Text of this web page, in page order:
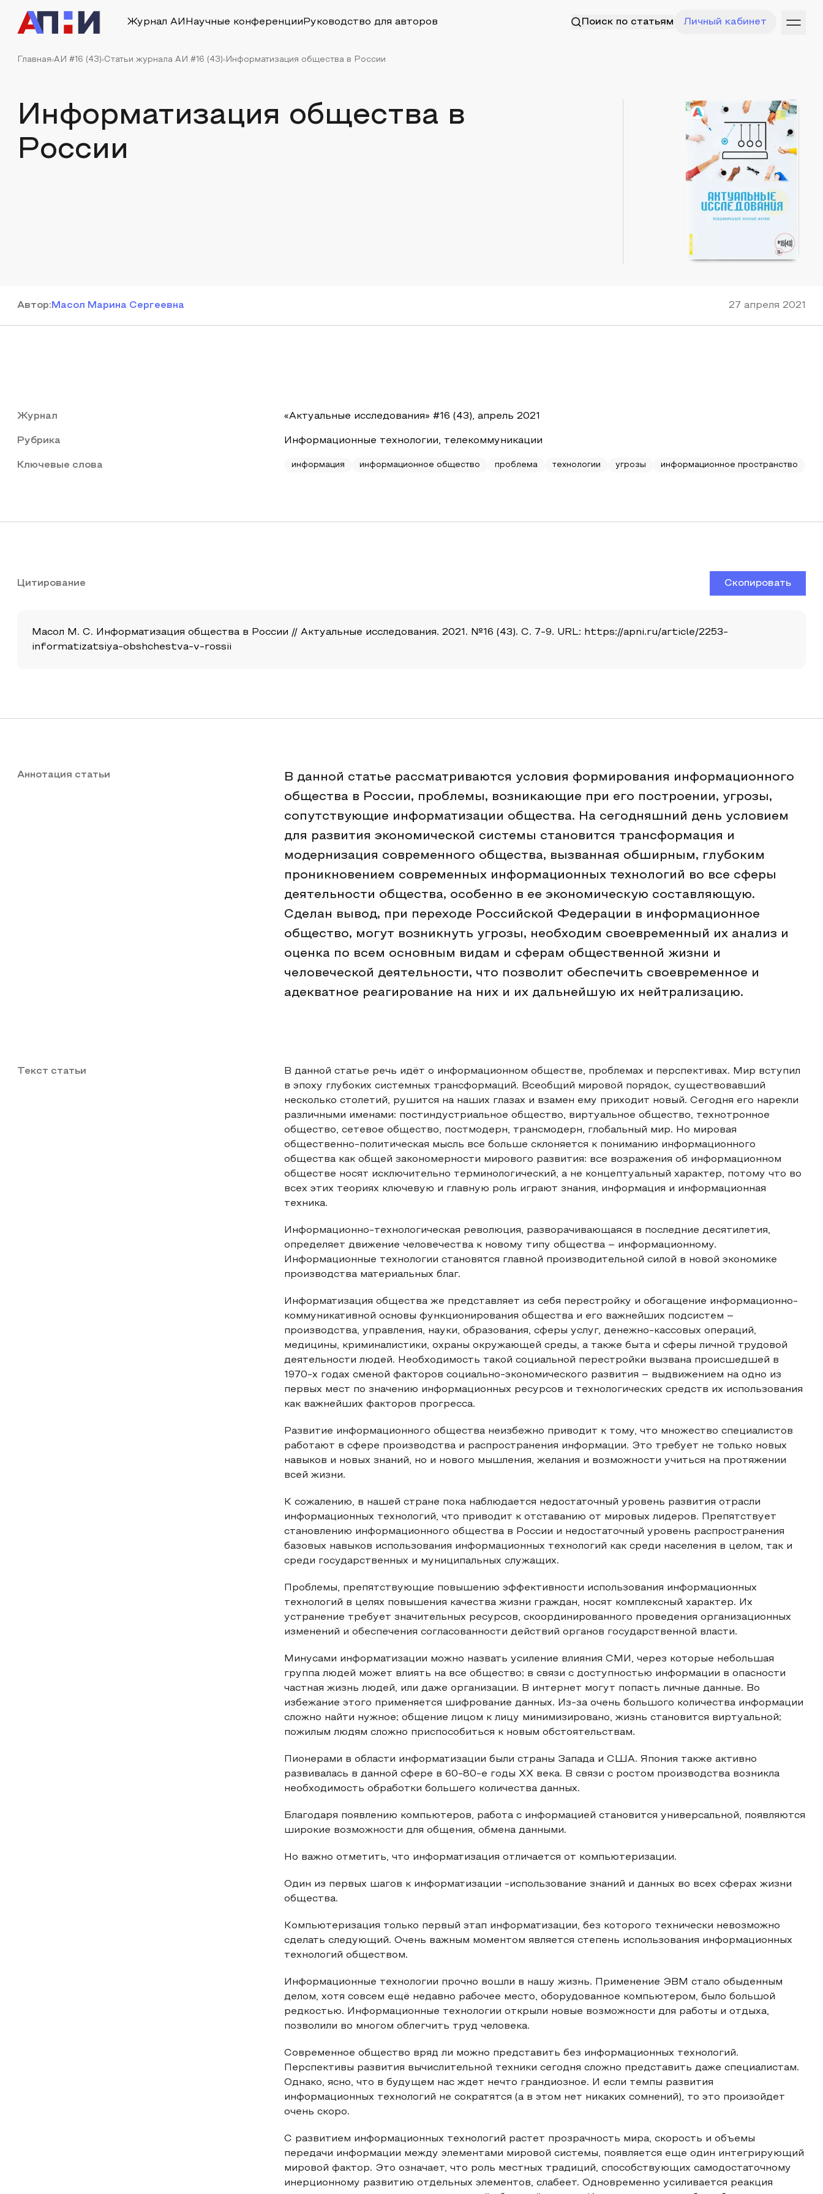
Журнал АИ Научные конференции Руководство для авторов Поиск по статьям Личный кабинет
Главная АИ #16 (43) Статьи журнала АИ #16 (43) Информатизация общества в России
Информатизация общества в
России
Автор: Масол Марина Сергеевна 27 апреля 2021
Журнал «Актуальные исследования» #16 (43), апрель 2021
Рубрика Информационные технологии, телекоммуникации
Ключевые слова информация информационное общество проблема технологии угрозы информационное пространство
Цитирование Скопировать
Масол М. С. Информатизация общества в России // Актуальные исследования. 2021. №16 (43). С. 7-9. URL: https://apni.ru/article/2253-
informatizatsiya-obshchestva-v-rossii
Аннотация статьи
В данной статье рассматриваются условия формирования информационного
общества в России, проблемы, возникающие при его построении, угрозы,
сопутствующие информатизации общества. На сегодняшний день условием
для развития экономической системы становится трансформация и
модернизация современного общества, вызванная обширным, глубоким
проникновением современных информационных технологий во все сферы
деятельности общества, особенно в ее экономическую составляющую.
Сделан вывод, при переходе Российской Федерации в информационное
общество, могут возникнуть угрозы, необходим своевременный их анализ и
оценка по всем основным видам и сферам общественной жизни и
человеческой деятельности, что позволит обеспечить своевременное и
адекватное реагирование на них и их дальнейшую их нейтрализацию.
Текст статьи
В данной статье речь идёт о информационном обществе, проблемах и перспективах. Мир вступил
в эпоху глубоких системных трансформаций. Всеобщий мировой порядок, существовавший
несколько столетий, рушится на наших глазах и взамен ему приходит новый. Сегодня его нарекли
различными именами: постиндустриальное общество, виртуальное общество, технотронное
общество, сетевое общество, постмодерн, трансмодерн, глобальный мир. Но мировая
общественно-политическая мысль все больше склоняется к пониманию информационного
общества как общей закономерности мирового развития: все возражения об информационном
обществе носят исключительно терминологический, а не концептуальный характер, потому что во
всех этих теориях ключевую и главную роль играют знания, информация и информационная
техника.
Информационно-технологическая революция, разворачивающаяся в последние десятилетия,
определяет движение человечества к новому типу общества – информационному.
Информационные технологии становятся главной производительной силой в новой экономике
производства материальных благ.
Информатизация общества же представляет из себя перестройку и обогащение информационно-
коммуникативной основы функционирования общества и его важнейших подсистем –
производства, управления, науки, образования, сферы услуг, денежно-кассовых операций,
медицины, криминалистики, охраны окружающей среды, а также быта и сферы личной трудовой
деятельности людей. Необходимость такой социальной перестройки вызвана происшедшей в
1970‑х годах сменой факторов социально-экономического развития – выдвижением на одно из
первых мест по значению информационных ресурсов и технологических средств их использования
как важнейших факторов прогресса.
Развитие информационного общества неизбежно приводит к тому, что множество специалистов
работают в сфере производства и распространения информации. Это требует не только новых
навыков и новых знаний, но и нового мышления, желания и возможности учиться на протяжении
всей жизни.
К сожалению, в нашей стране пока наблюдается недостаточный уровень развития отрасли
информационных технологий, что приводит к отставанию от мировых лидеров. Препятствует
становлению информационного общества в России и недостаточный уровень распространения
базовых навыков использования информационных технологий как среди населения в целом, так и
среди государственных и муниципальных служащих.
Проблемы, препятствующие повышению эффективности использования информационных
технологий в целях повышения качества жизни граждан, носят комплексный характер. Их
устранение требует значительных ресурсов, скоординированного проведения организационных
изменений и обеспечения согласованности действий органов государственной власти.
Минусами информатизации можно назвать усиление влияния СМИ, через которые небольшая
группа людей может влиять на все общество; в связи с доступностью информации в опасности
частная жизнь людей, или даже организации. В интернет могут попасть личные данные. Во
избежание этого применяется шифрование данных. Из-за очень большого количества информации
сложно найти нужное; общение лицом к лицу минимизировано, жизнь становится виртуальной;
пожилым людям сложно приспособиться к новым обстоятельствам.
Пионерами в области информатизации были страны Запада и США. Япония также активно
развивалась в данной сфере в 60-80-е годы ХХ века. В связи с ростом производства возникла
необходимость обработки большего количества данных.
Благодаря появлению компьютеров, работа с информацией становится универсальной, появляются
широкие возможности для общения, обмена данными.
Но важно отметить, что информатизация отличается от компьютеризации.
Один из первых шагов к информатизации -использование знаний и данных во всех сферах жизни
общества.
Компьютеризация только первый этап информатизации, без которого технически невозможно
сделать следующий. Очень важным моментом является степень использования информационных
технологий обществом.
Информационные технологии прочно вошли в нашу жизнь. Применение ЭВМ стало обыденным
делом, хотя совсем ещё недавно рабочее место, оборудованное компьютером, было большой
редкостью. Информационные технологии открыли новые возможности для работы и отдыха,
позволили во многом облегчить труд человека.
Современное общество вряд ли можно представить без информационных технологий.
Перспективы развития вычислительной техники сегодня сложно представить даже специалистам.
Однако, ясно, что в будущем нас ждет нечто грандиозное. И если темпы развития
информационных технологий не сократятся (а в этом нет никаких сомнений), то это произойдет
очень скоро.
С развитием информационных технологий растет прозрачность мира, скорость и объемы
передачи информации между элементами мировой системы, появляется еще один интегрирующий
мировой фактор. Это означает, что роль местных традиций, способствующих самодостаточному
инерционному развитию отдельных элементов, слабеет. Одновременно усиливается реакция